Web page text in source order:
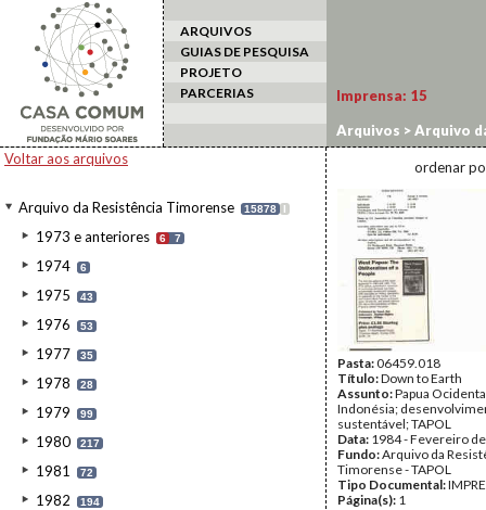
ARQUIVOS
GUIAS DE PESQUISA
PROJETO
PARCERIAS
Voltar aos arquivos
Arquivo da Resistência Timorense 15878 I
1973 e anteriores 6 7
1974 6
1975 43
1976 53
1977 35
1978 28
1979 99
1980 217
1981 72
1982 194
Imprensa: 15
Arquivos >Arquivo
ordenar
Pasta:06459.018
Título:Down to Earth
Assunto:Papua
Indonésia;
sustentável; TAPOL
Data: 1984 - Fevereiro
Fundo:Arquivo da
Timorense - TAPOL
Tipo Documental:
Página(s): 1